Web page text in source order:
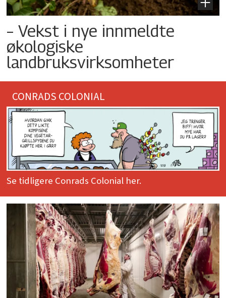
– Vekst i nye innmeldte
økologiske
landbruksvirksomheter
CONRADS COLONIAL
Se tidligere Conrads Colonial her.